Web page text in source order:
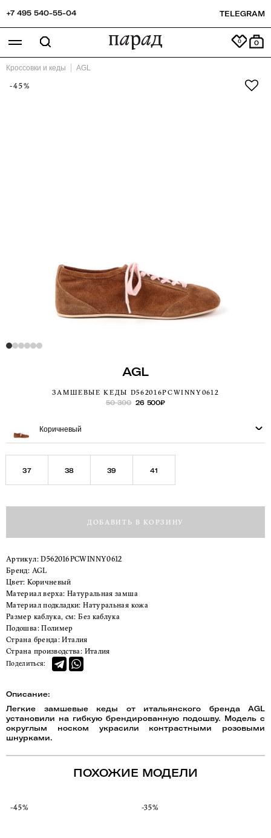
+7 495 540-55-04 TELEGRAM
0
Кроссовки и кеды AGL
-45%
AGL
ЗАМШЕВЫЕ КЕДЫ D562016PCWINNY0612
50 300 26 500₽
Коричневый
37 38 39 41
ДОБАВИТЬ В КОРЗИНУ
Артикул:D562016PCWINNY0612
Бренд:
AGL
Цвет:
Коричневый
Материал верха: Натуральная замша
Материал подкладки: Натуральная кожа
Размер каблука, см: Без каблука
Подошва: Полимер
Страна бренда: Италия
Страна производства: Италия
Поделиться:
Описание:
Легкие замшевые кеды от итальянского бренда AGL
установили на гибкую брендированную подошву. Модель с
округлым носком украсили контрастными розовыми
шнурками.
ПОХОЖИЕ МОДЕЛИ
-45% -35%